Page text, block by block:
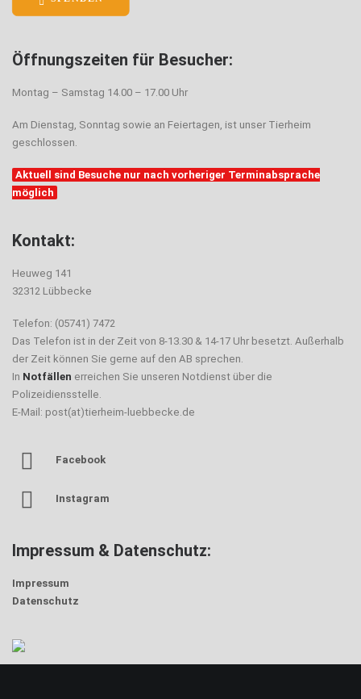
Öffnungszeiten für Besucher:
Montag – Samstag 14.00 – 17.00 Uhr
Am Dienstag, Sonntag sowie an Feiertagen, ist unser Tierheim
geschlossen.
Aktuell sind Besuche nur nach vorheriger Terminabsprache
möglich
Kontakt:
Heuweg 141
32312 Lübbecke
Telefon: (05741) 7472
Das Telefon ist in der Zeit von 8-13.30 & 14-17 Uhr besetzt. Außerhalb
der Zeit können Sie gerne auf den AB sprechen.
In Notfällen erreichen Sie unseren Notdienst über die
Polizeidiensstelle.
E-Mail: post(at)tierheim-luebbecke.de
Facebook
Instagram
Impressum & Datenschutz:
Impressum
Datenschutz